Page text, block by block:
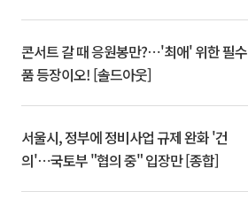
콘서트 갈 때 응원봉만?⋯'최애' 위한 필수
품 등장이오! [솔드아웃]
서울시, 정부에 정비사업 규제 완화 '건
의'⋯국토부 "협의 중" 입장만 [종합]